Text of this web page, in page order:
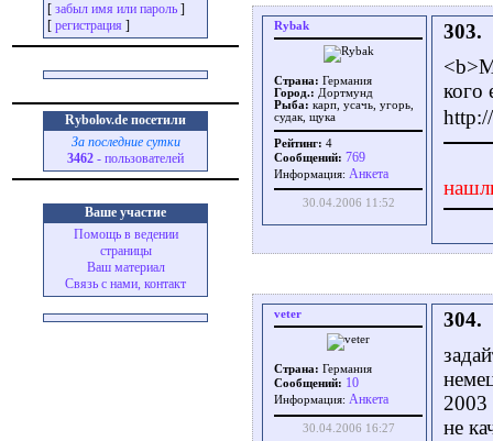
[ забыл имя или пароль ]
[ регистрация ]
Rybolov.de посетили
За последние сутки
3462 - пользователей
Ваше участие
Помощь в ведении
страницы
Ваш материал
Связь с нами, контакт
Rybak
Страна: Германия
Город.: Дортмунд
Рыба: карп, усачь, угорь,
судак, щука
Рейтинг: 4
Сообщений: 769
Информация: Aнкета
30.04.2006 11:52
303.
кого
veter
Страна: Германия
Сообщений: 10
Информация: Aнкета
30.04.2006 16:27
304.
2003
не